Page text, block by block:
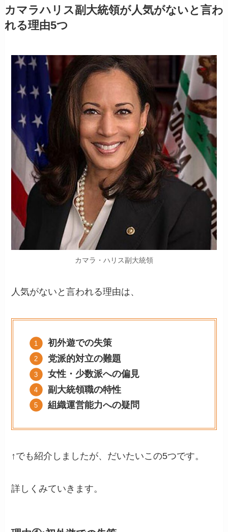
カマラハリス副大統領が人気がないと言わ
れる理由5つ
カマラ・ハリス副大統領
人気がないと言われる理由は、
初外遊での失策
党派的対立の難題
女性・少数派への偏見
副大統領職の特性
組織運営能力への疑問
↑でも紹介しましたが、だいたいこの5つです。
詳しくみていきます。